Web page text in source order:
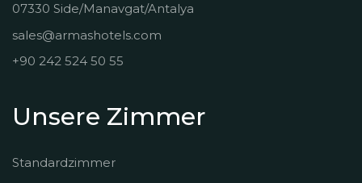
07330 Side/Manavgat/Antalya
sales@armashotels.com
+90 242 524 50 55
Unsere Zimmer
Standardzimmer